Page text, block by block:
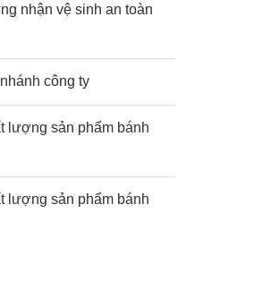
nhận vệ sinh an toàn
công ty
lượng sản phẩm bánh
lượng sản phẩm bánh